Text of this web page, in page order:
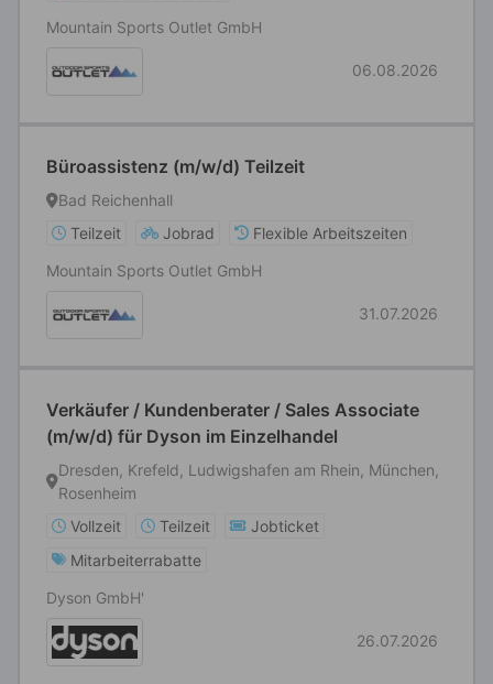
Mountain Sports Outlet GmbH
06.08.2026
Büroassistenz (m/w/d) Teilzeit
Bad Reichenhall
Teilzeit
Jobrad
Flexible Arbeitszeiten
Mountain Sports Outlet GmbH
31.07.2026
Verkäufer / Kundenberater / Sales Associate
(m/w/d) für Dyson im Einzelhandel
Dresden, Krefeld, Ludwigshafen am Rhein, München,
Rosenheim
Vollzeit
Teilzeit
Jobticket
Mitarbeiterrabatte
Dyson GmbH'
26.07.2026